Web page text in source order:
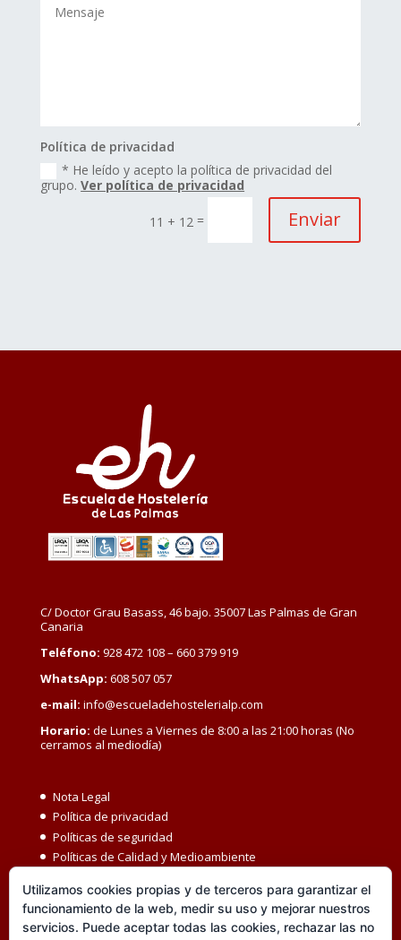
Política de privacidad
* He leído y acepto la política de privacidad del
grupo.Ver política de privacidad
11 + 12 = Enviar
C/ Doctor Grau Basass, 46 bajo. 35007 Las Palmas de Gran
Canaria
Teléfono: 928 472 108 – 660 379 919
WhatsApp: 608 507 057
e-mail: info@escueladehostelerialp.com
Horario: de Lunes a Viernes de 8:00 a las 21:00 horas (No
cerramos al mediodía)
Nota Legal
Política de privacidad
Políticas de seguridad
Políticas de Calidad y Medioambiente
Igualdad MBC
Código ético
Utilizamos cookies propias y de terceros para garantizar el
funcionamiento de la web, medir su uso y mejorar nuestros
servicios. Puede aceptar todas las cookies, rechazar las no